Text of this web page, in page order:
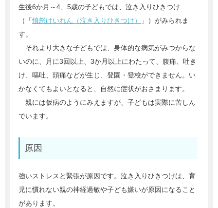
生後6か月～4、5歳の子どもでは、泣き入りひきつけ
（「憤怒けいれん（泣き入りひきつけ）
」）がみられま
す。
それより大きな子どもでは、身体的な病気がみつからな
いのに、月に3回以上、3か月以上にわたって、腹痛、吐き
け、嘔吐、頭痛などが生じ、登園・登校ができません。い
かなくてもよいとなると、自然に症状がおさまります。
親には仮病のようにみえますが、子どもは実際に苦しん
でいます。
原因
強いストレスと緊張が原因です。泣き入りひきつけは、育
児に慣れない親の神経過敏や子ども嫌いが原因になること
があります。